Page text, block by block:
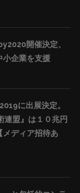
テンツ会社の負
、アリババHDが運
す。Alifishはアリ
ータ（4.34億人
に、どのような
そして、そのラ
見立てをモデル化
（版権者）が効
ることが実現で
ンテンツの悪用
開催決定、
小企業を支援
に出展決定。
連盟』は１０兆円
ディア招待あ